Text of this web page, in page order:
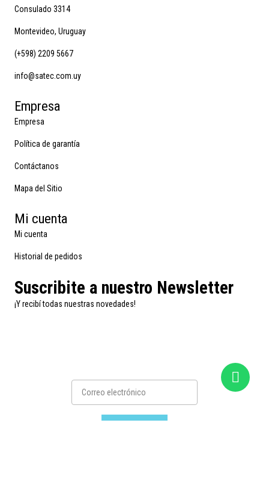
Consulado 3314
Montevideo, Uruguay
(+598) 2209 5667
info@satec.com.uy
Empresa
Empresa
Política de garantía
Contáctanos
Mapa del Sitio
Mi cuenta
Mi cuenta
Historial de pedidos
Suscribite a nuestro Newsletter
¡Y recibí todas nuestras novedades!